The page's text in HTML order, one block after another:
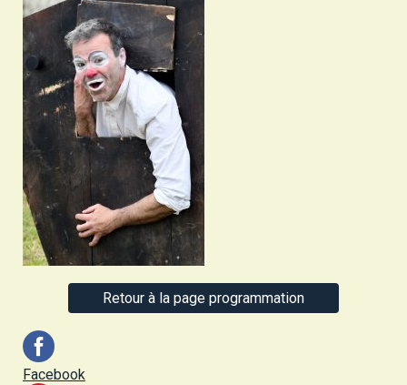
Retour à la page programmation
Facebook